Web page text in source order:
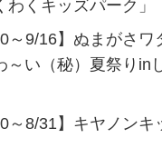
わくキッズパーク」
～9/16】ぬまがさワ
～い（秘）夏祭りin
～8/31】キヤノンキ